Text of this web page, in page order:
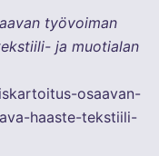
työvoiman
ja muotialan
osaavan-
haaste-tekstiili-